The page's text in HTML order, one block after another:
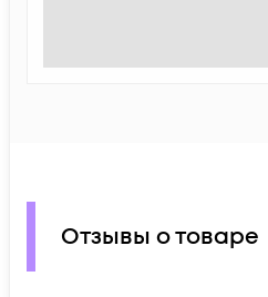
Отзывы о товаре